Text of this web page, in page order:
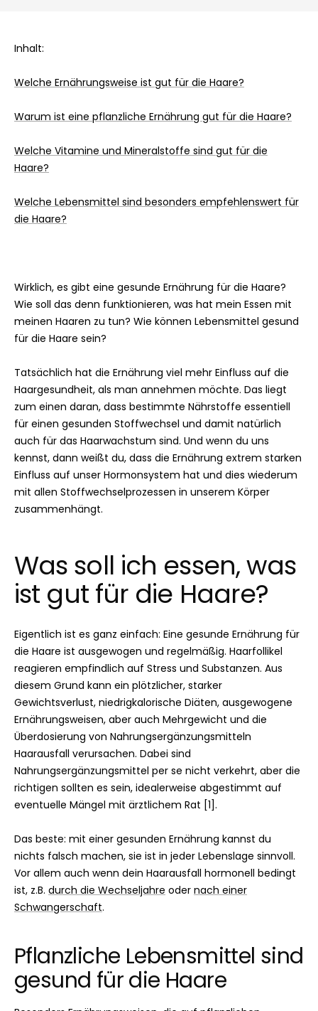
Inhalt:
Welche Ernährungsweise ist gut für die Haare?
Warum ist eine pflanzliche Ernährung gut für die Haare?
Welche Vitamine und Mineralstoffe sind gut für die
Haare?
Welche Lebensmittel sind besonders empfehlenswert für
die Haare?
Wirklich, es gibt eine gesunde Ernährung für die Haare?
Wie soll das denn funktionieren, was hat mein Essen mit
meinen Haaren zu tun? Wie können Lebensmittel gesund
für die Haare sein?
Tatsächlich hat die Ernährung viel mehr Einfluss auf die
Haargesundheit, als man annehmen möchte. Das liegt
zum einen daran, dass bestimmte Nährstoffe essentiell
für einen gesunden Stoffwechsel und damit natürlich
auch für das Haarwachstum sind. Und wenn du uns
kennst, dann weißt du, dass die Ernährung extrem starken
Einfluss auf unser Hormonsystem hat und dies wiederum
mit allen Stoffwechselprozessen in unserem Körper
zusammenhängt.
Was soll ich essen, was
ist gut für die Haare?
Eigentlich ist es ganz einfach: Eine gesunde Ernährung für
die Haare ist ausgewogen und regelmäßig. Haarfollikel
reagieren empfindlich auf Stress und Substanzen. Aus
diesem Grund kann ein plötzlicher, starker
Gewichtsverlust, niedrigkalorische Diäten, ausgewogene
Ernährungsweisen, aber auch Mehrgewicht und die
Überdosierung von Nahrungsergänzungsmitteln
Haarausfall verursachen. Dabei sind
Nahrungsergänzungsmittel per se nicht verkehrt, aber die
richtigen sollten es sein, idealerweise abgestimmt auf
eventuelle Mängel mit ärztlichem Rat [1].
Das beste: mit einer gesunden Ernährung kannst du
nichts falsch machen, sie ist in jeder Lebenslage sinnvoll.
Vor allem auch wenn dein Haarausfall hormonell bedingt
ist, z.B. durch die Wechseljahre oder nach einer
Schwangerschaft.
Pflanzliche Lebensmittel sind
gesund für die Haare